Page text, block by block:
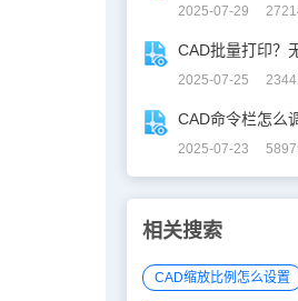
2025-07-29
2025-07-25
2025-07-23
相关搜索
CAD缩放比例怎么设置